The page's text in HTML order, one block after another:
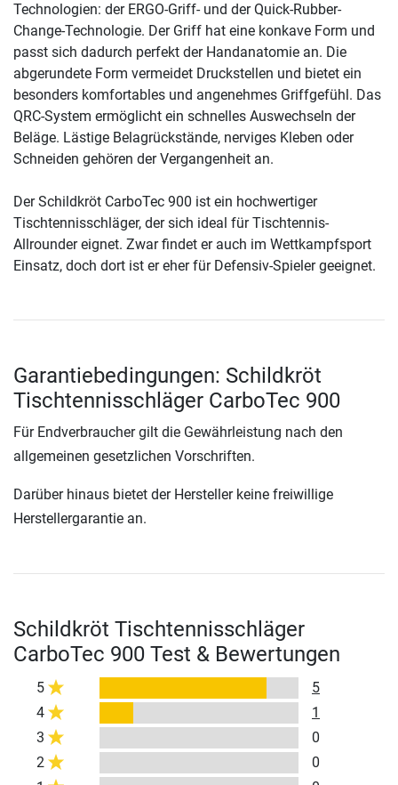
Technologien: der ERGO-Griff- und der Quick-Rubber-
Change-Technologie. Der Griff hat eine konkave Form und
passt sich dadurch perfekt der Handanatomie an. Die
abgerundete Form vermeidet Druckstellen und bietet ein
besonders komfortables und angenehmes Griffgefühl. Das
QRC-System ermöglicht ein schnelles Auswechseln der
Beläge. Lästige Belagrückstände, nerviges Kleben oder
Schneiden gehören der Vergangenheit an.
Der Schildkröt CarboTec 900 ist ein hochwertiger
Tischtennisschläger, der sich ideal für Tischtennis-
Allrounder eignet. Zwar findet er auch im Wettkampfsport
Einsatz, doch dort ist er eher für Defensiv-Spieler geeignet.
Garantiebedingungen: Schildkröt
Tischtennisschläger CarboTec 900
Für Endverbraucher gilt die Gewährleistung nach den
allgemeinen gesetzlichen Vorschriften.
Darüber hinaus bietet der Hersteller keine freiwillige
Herstellergarantie an.
Schildkröt Tischtennisschläger
CarboTec 900 Test & Bewertungen
5
5
4
1
3
0
2
0